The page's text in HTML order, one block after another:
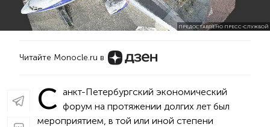
ПРЕДОСТАВЛЕНО ПРЕСС-СЛУЖБОЙ
Читайте Monocle.ru в
С анкт-Петербургский экономический
форум на протяжении долгих лет был
мероприятием, в той или иной степени